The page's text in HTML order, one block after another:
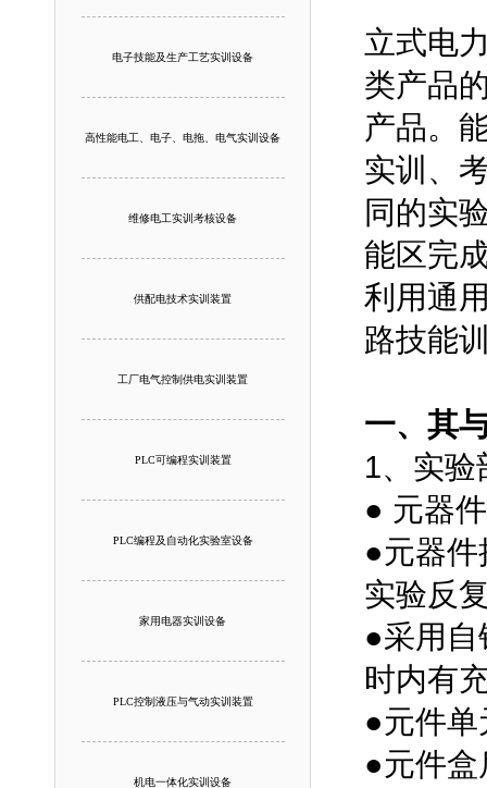
电子技能及生产工艺实训设备
高性能电工、电子、电拖、电气实训设备
维修电工实训考核设备
供配电技术实训装置
工厂电气控制供电实训装置
PLC可编程实训装置
PLC编程及自动化实验室设备
家用电器实训设备
PLC控制液压与气动实训装置
机电一体化实训设备
立式电
类产品
产品。
实训、
同的实
能区完
利用通
路技能
一、其
1、实验
● 元器
●元器
实验反
●采用
时内有
●元件
●元件